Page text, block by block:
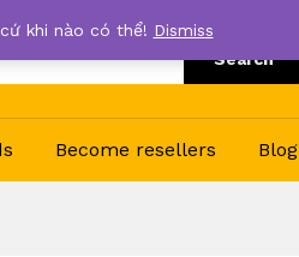
Search
Become resellers Blog
khi nào có thể! Dismiss